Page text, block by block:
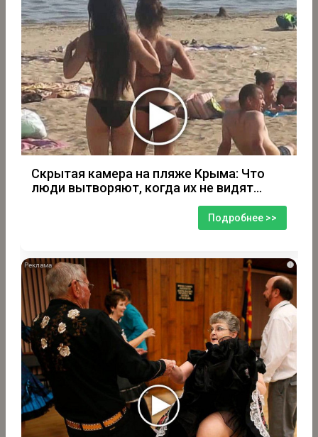
Скрытая камера на пляже Крыма: Что
люди вытворяют, когда их не видят...
Подробнее >>
i